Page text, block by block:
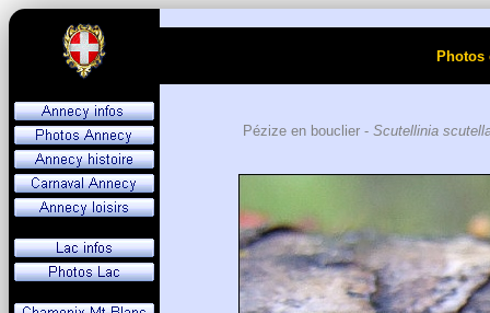
Pézize en bouclier - Scutellinia